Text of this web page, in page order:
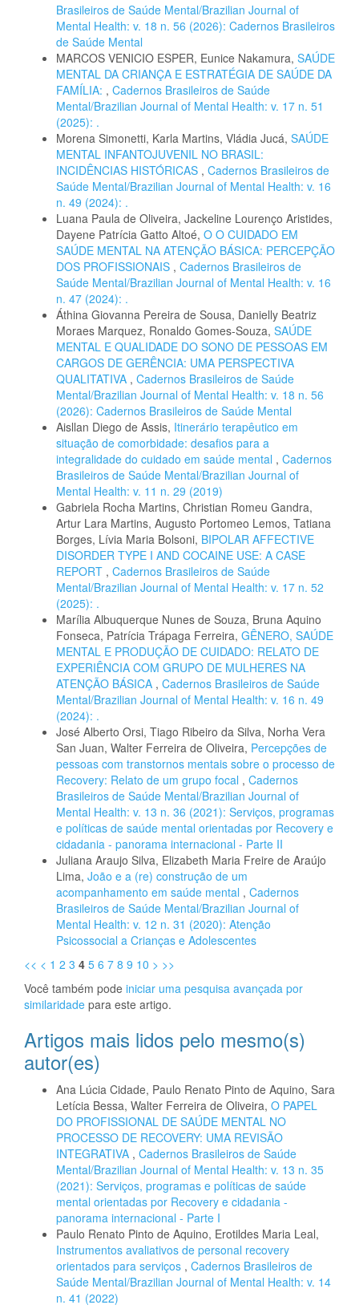
Brasileiros de Saúde Mental/Brazilian Journal of
Mental Health: v. 18 n. 56 (2026): Cadernos Brasileiros
de Saúde Mental
MARCOS VENICIO ESPER, Eunice Nakamura, SAÚDE
MENTAL DA CRIANÇA E ESTRATÉGIA DE SAÚDE DA
FAMÍLIA: , Cadernos Brasileiros de Saúde
Mental/Brazilian Journal of Mental Health: v. 17 n. 51
(2025): .
Morena Simonetti, Karla Martins, Vládia Jucá, SAÚDE
MENTAL INFANTOJUVENIL NO BRASIL:
INCIDÊNCIAS HISTÓRICAS , Cadernos Brasileiros de
Saúde Mental/Brazilian Journal of Mental Health: v. 16
n. 49 (2024): .
Luana Paula de Oliveira, Jackeline Lourenço Aristides,
Dayene Patrícia Gatto Altoé, O O CUIDADO EM
SAÚDE MENTAL NA ATENÇÃO BÁSICA: PERCEPÇÃO
DOS PROFISSIONAIS , Cadernos Brasileiros de
Saúde Mental/Brazilian Journal of Mental Health: v. 16
n. 47 (2024): .
Áthina Giovanna Pereira de Sousa, Danielly Beatriz
Moraes Marquez, Ronaldo Gomes-Souza, SAÚDE
MENTAL E QUALIDADE DO SONO DE PESSOAS EM
CARGOS DE GERÊNCIA: UMA PERSPECTIVA
QUALITATIVA , Cadernos Brasileiros de Saúde
Mental/Brazilian Journal of Mental Health: v. 18 n. 56
(2026): Cadernos Brasileiros de Saúde Mental
Aisllan Diego de Assis, Itinerário terapêutico em
situação de comorbidade: desafios para a
integralidade do cuidado em saúde mental , Cadernos
Brasileiros de Saúde Mental/Brazilian Journal of
Mental Health: v. 11 n. 29 (2019)
Gabriela Rocha Martins, Christian Romeu Gandra,
Artur Lara Martins, Augusto Portomeo Lemos, Tatiana
Borges, Lívia Maria Bolsoni, BIPOLAR AFFECTIVE
DISORDER TYPE I AND COCAINE USE: A CASE
REPORT , Cadernos Brasileiros de Saúde
Mental/Brazilian Journal of Mental Health: v. 17 n. 52
(2025): .
Marília Albuquerque Nunes de Souza, Bruna Aquino
Fonseca, Patrícia Trápaga Ferreira, GÊNERO, SAÚDE
MENTAL E PRODUÇÃO DE CUIDADO: RELATO DE
EXPERIÊNCIA COM GRUPO DE MULHERES NA
ATENÇÃO BÁSICA , Cadernos Brasileiros de Saúde
Mental/Brazilian Journal of Mental Health: v. 16 n. 49
(2024): .
José Alberto Orsi, Tiago Ribeiro da Silva, Norha Vera
San Juan, Walter Ferreira de Oliveira, Percepções de
pessoas com transtornos mentais sobre o processo de
Recovery: Relato de um grupo focal , Cadernos
Brasileiros de Saúde Mental/Brazilian Journal of
Mental Health: v. 13 n. 36 (2021): Serviços, programas
e políticas de saúde mental orientadas por Recovery e
cidadania - panorama internacional - Parte II
Juliana Araujo Silva, Elizabeth Maria Freire de Araújo
Lima, João e a (re) construção de um
acompanhamento em saúde mental , Cadernos
Brasileiros de Saúde Mental/Brazilian Journal of
Mental Health: v. 12 n. 31 (2020): Atenção
Psicossocial a Crianças e Adolescentes
<< < 1 2 3 4 5 6 7 8 9 10 > >>
Você também pode iniciar uma pesquisa avançada por
similaridade para este artigo.
Artigos mais lidos pelo mesmo(s)
autor(es)
Ana Lúcia Cidade, Paulo Renato Pinto de Aquino, Sara
Letícia Bessa, Walter Ferreira de Oliveira, O PAPEL
DO PROFISSIONAL DE SAÚDE MENTAL NO
PROCESSO DE RECOVERY: UMA REVISÃO
INTEGRATIVA , Cadernos Brasileiros de Saúde
Mental/Brazilian Journal of Mental Health: v. 13 n. 35
(2021): Serviços, programas e políticas de saúde
mental orientadas por Recovery e cidadania -
panorama internacional - Parte I
Paulo Renato Pinto de Aquino, Erotildes Maria Leal,
Instrumentos avaliativos de personal recovery
orientados para serviços , Cadernos Brasileiros de
Saúde Mental/Brazilian Journal of Mental Health: v. 14
n. 41 (2022)